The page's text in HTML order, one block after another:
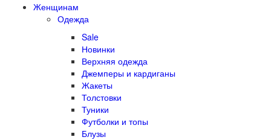
Женщинам
Одежда
Sale
Новинки
Верхняя одежда
Джемперы и кардиганы
Жакеты
Толстовки
Туники
Футболки и топы
Блузы